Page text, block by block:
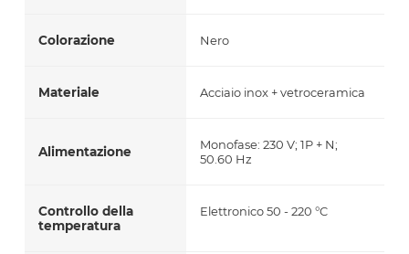
Colorazione Nero
Materiale Acciaio inox + vetroceramica
Alimentazione
Monofase: 230 V; 1P + N;
50.60 Hz
Controllo della
temperatura
Elettronico 50 - 220 °C